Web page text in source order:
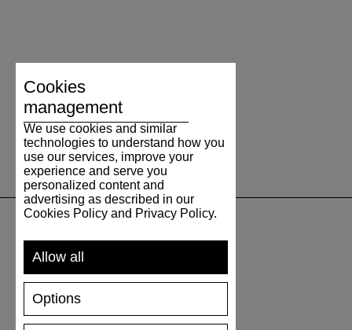
UNTERSTÜTZUNG
VERSAND UND ZAHLUNG
RÜCKSENDUNG
GRÖSSENTABELLE
Cookies
management
We use cookies and similar
technologies to understand how you
use our services, improve your
experience and serve you
personalized content and
advertising as described in our
Cookies Policy and Privacy Policy.
Allow all
Options